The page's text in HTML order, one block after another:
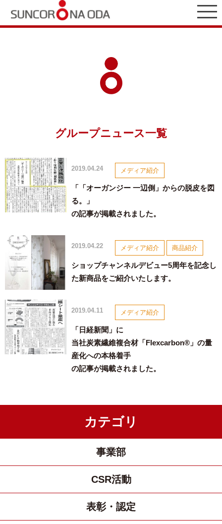
グループニュース一覧
2019.04.24 メディア紹介
「「オーガンジー 一辺倒」からの脱皮を図
る。」
の記事が掲載されました。
2019.04.22 メディア紹介 商品紹介
ショップチャンネルデビュー5周年を記念し
た新商品をご紹介いたします。
2019.04.11 メディア紹介
「日経新聞」に
当社炭素繊維複合材「Flexcarbon®」の量
産化への本格着手
の記事が掲載されました。
カテゴリ
事業部
CSR活動
表彰・認定